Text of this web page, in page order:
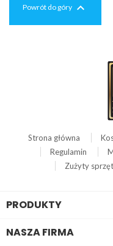
Powrót do góry 
Strona główna
Regulamin
Zużyty sprzęt
PRODUKTY
NASZA FIRMA